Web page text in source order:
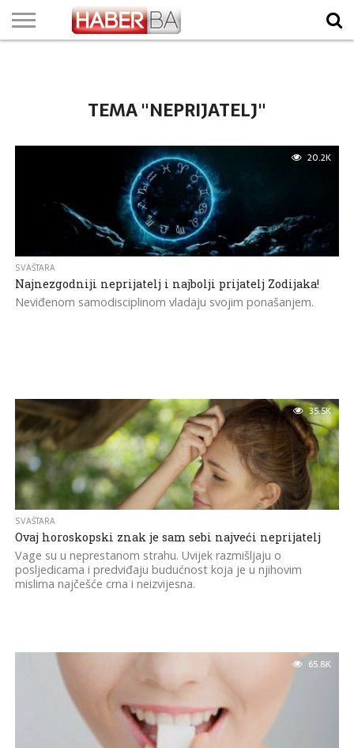
TEMA "NEPRIJATELJ"
20.2K
SVAŠTARA
Najnezgodniji neprijatelj i najbolji prijatelj Zodijaka!
Neviđenom samodisciplinom vladaju svojim ponašanjem.
35.5K
SVAŠTARA
Ovaj horoskopski znak je sam sebi najveći neprijatelj
Vage su u neprestanom strahu. Uvijek razmišljaju o
posljedicama i predviđaju budućnost koja je u njihovim
mislima najčešće crna i neizvijesna.
65.8K